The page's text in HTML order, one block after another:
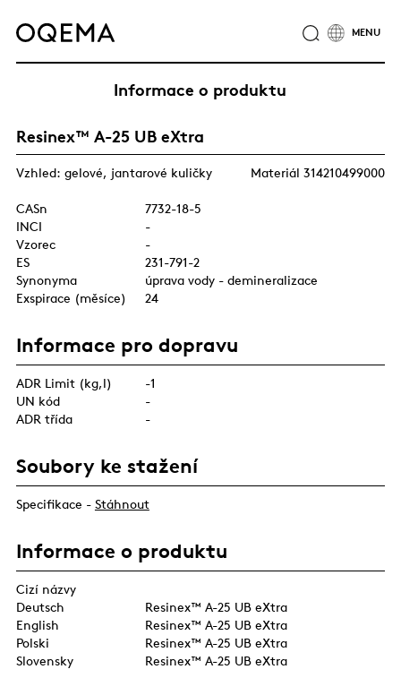
O NÁS
SLUŽBY
KATALOG PRODUKTŮ
NOVINKY
KONTAKTY
SKUPINA OQEMA
Informace o produktu
Resinex™ A-25 UB eXtra
Vzhled: gelové, jantarové kuličky Materiál 314210499000
CASn
7732-18-5
INCI
-
Vzorec
-
ES
231-791-2
Synonyma
úprava vody - demineralizace
Exspirace (měsíce)
24
Informace pro dopravu
ADR Limit (kg,l)
-1
UN kód
-
ADR třída
-
Soubory ke stažení
Specifikace - Stáhnout
Informace o produktu
Cizí názvy
Deutsch
Resinex™ A-25 UB eXtra
English
Resinex™ A-25 UB eXtra
Polski
Resinex™ A-25 UB eXtra
Slovensky
Resinex™ A-25 UB eXtra